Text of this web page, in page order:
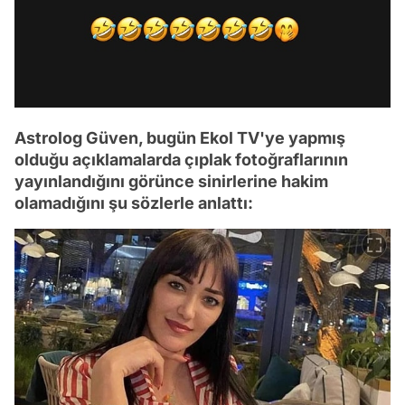
Astrolog Güven, bugün Ekol TV'ye yapmış
olduğu açıklamalarda çıplak fotoğraflarının
yayınlandığını görünce sinirlerine hakim
olamadığını şu sözlerle anlattı: